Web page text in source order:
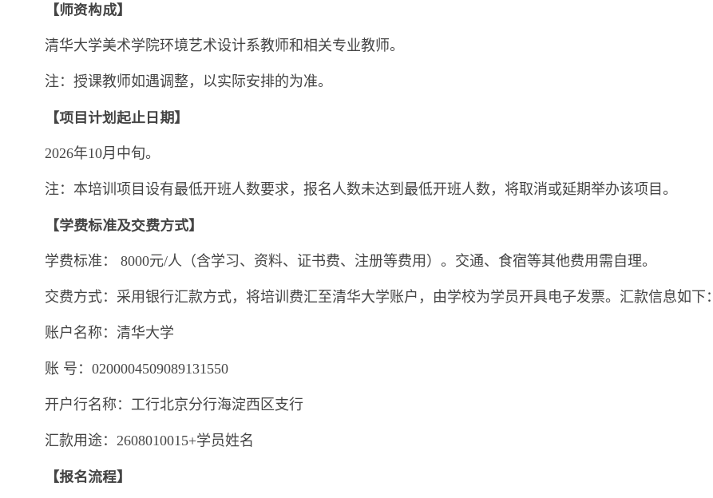
【师资构成】
清华大学美术学院环境艺术设计系教师和相关专业教师。
注：授课教师如遇调整，以实际安排的为准。
【项目计划起止日期】
2026年10月中旬。
注：本培训项目设有最低开班人数要求，报名人数未达到最低开班人数，将取消或延期举办该项目。
【学费标准及交费方式】
学费标准： 8000元/人（含学习、资料、证书费、注册等费用）。交通、食宿等其他费用需自理。
交费方式：采用银行汇款方式，将培训费汇至清华大学账户，由学校为学员开具电子发票。汇款信息如下：
账户名称：清华大学
账 号：0200004509089131550
开户行名称：工行北京分行海淀西区支行
汇款用途：2608010015+学员姓名
【报名流程】